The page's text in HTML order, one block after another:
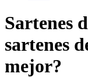
Sartenes
sartenes
mejor?